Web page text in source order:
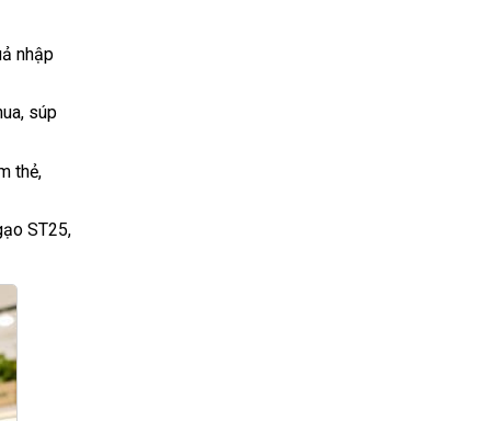
nhập
súp
thẻ,
ST25,